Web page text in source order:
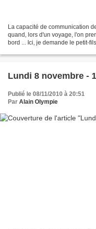
La capacité de communication
quand, lors d'un voyage, l'on
bord ... Ici, je demande le petit-
Lundi 8 novembre -
Publié le 08/11/2010 à 20:51
Par Alain Olympie